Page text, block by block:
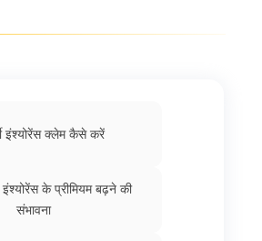
इंश्योरेंस क्लेम कैसे करें
इंश्योरेंस के प्रीमियम बढ़ने की
संभावना